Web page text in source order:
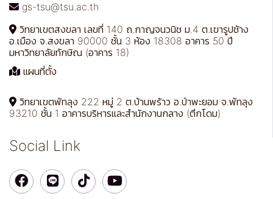
gs-tsu@tsu.ac.th
วิทยาเขตสงขลา เลขที่ 140 ถ.กาญจนวนิช ม.4 ต.เขารูปช้าง
อ.เมือง จ.สงขลา 90000 ชั้น 3 ห้อง 18308 อาคาร 50 ปี
มหาวิทยาลัยทักษิณ (อาคาร 18)
แผนที่ตั้ง
วิทยาเขตพัทลุง 222 หมู่ 2 ต.บ้านพร้าว อ.ป่าพะยอม จ.พัทลุง
93210 ชั้น 1 อาคารบริหารและสำนักงานกลาง (ตึกโดม)
Social Link